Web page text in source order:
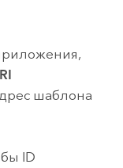
шаблона
ID